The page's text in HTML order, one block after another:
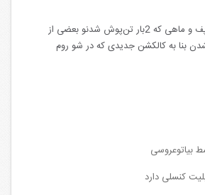
مدل عربی و اروپایی پف و ماهی که 2بار تن‌پوش شدنو بعضی از
بنا به کالکشن جدیدی که در شو روم
بیاتوعروسی
کنسلی دارد